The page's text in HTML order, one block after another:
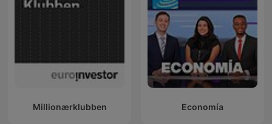
Millionærklubben Economía